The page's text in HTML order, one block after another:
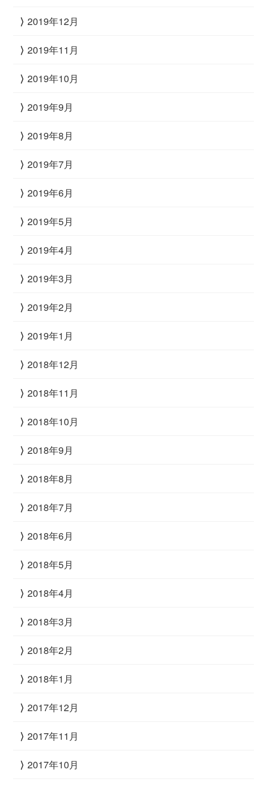
2019年12月
2019年11月
2019年10月
2019年9月
2019年8月
2019年7月
2019年6月
2019年5月
2019年4月
2019年3月
2019年2月
2019年1月
2018年12月
2018年11月
2018年10月
2018年9月
2018年8月
2018年7月
2018年6月
2018年5月
2018年4月
2018年3月
2018年2月
2018年1月
2017年12月
2017年11月
2017年10月